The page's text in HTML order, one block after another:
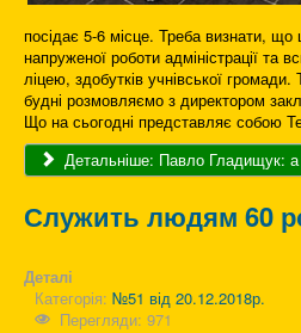
посідає 5-6 місце. Треба визнати, що
напруженої роботи адміністрації та
ліцею, здобутків учнівської громади.
будні розмовляємо з директором
Що на сьогодні представляє собою
Детальніше: Павло Гладищук: а
Служить людям 60
Деталі
Категорія: №51 від 20.12.2018р.
Перегляди: 971